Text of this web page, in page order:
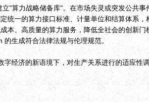
"算力战略储备库"。在市场失灵或突发公共
统一的算力接口标准、计量单位和结算体系，
本、高质量的算力服务，降低全社会的创新门
的生成符合法律法规与伦理规范。
经济的新语境下，对生产关系进行的适应